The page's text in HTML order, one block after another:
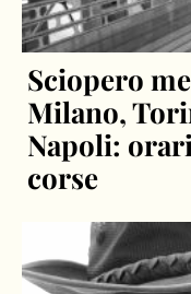
Sciopero
Milano,
Napoli:
corse